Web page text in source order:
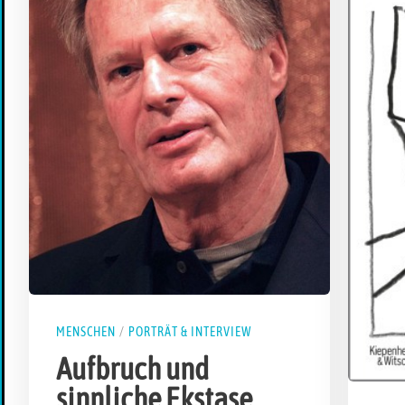
MENSCHEN / PORTRÄT & INTERVIEW
Aufbruch und